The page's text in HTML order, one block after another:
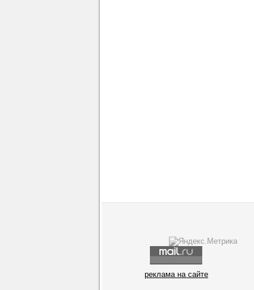
реклама на сайте